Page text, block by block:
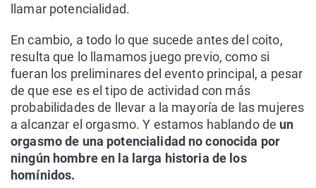
llamar potencialidad.
En cambio, a todo lo que sucede antes del coito,
resulta que lo llamamos juego previo, como si
fueran los preliminares del evento principal, a pesar
de que ese es el tipo de actividad con más
probabilidades de llevar a la mayoría de las mujeres
a alcanzar el orgasmo. Y estamos hablando de un
orgasmo de una potencialidad no conocida por
ningún hombre en la larga historia de los
homínidos.